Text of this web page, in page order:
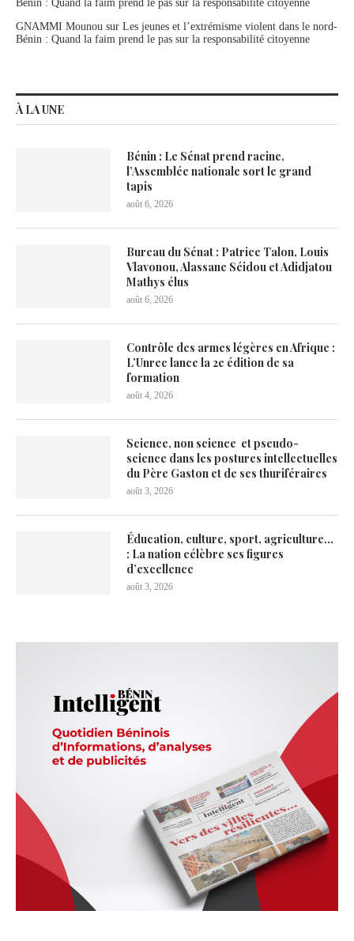
Bénin : Quand la faim prend le pas sur la responsabilité citoyenne
GNAMMI Mounou sur Les jeunes et l’extrémisme violent dans le nord-
Bénin : Quand la faim prend le pas sur la responsabilité citoyenne
À LA UNE
Bénin : Le Sénat prend racine,
l’Assemblée nationale sort le grand
tapis
août 6, 2026
Bureau du Sénat : Patrice Talon, Louis
Vlavonou, Alassane Séidou et Adidjatou
Mathys élus
août 6, 2026
Contrôle des armes légères en Afrique :
L’Unrec lance la 2e édition de sa
formation
août 4, 2026
Science, non science et pseudo-
science dans les postures intellectuelles
du Père Gaston et de ses thuriféraires
août 3, 2026
Éducation, culture, sport, agriculture…
: La nation célèbre ses figures
d’excellence
août 3, 2026